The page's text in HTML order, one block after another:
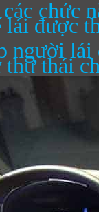
các chức
lái được
người lái
thư thái